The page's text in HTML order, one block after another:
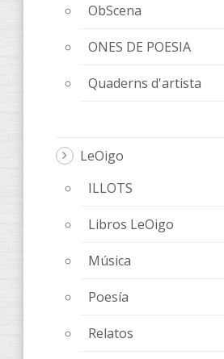
ObScena
ONES DE POESIA
Quaderns d'artista
LeOigo
ILLOTS
Libros LeOigo
Música
Poesía
Relatos